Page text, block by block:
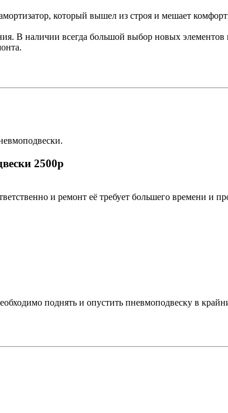
который вышел из строя и мешает
В наличии всегда большой выбор новых элементов
2500р
и ремонт её требует большего времени и
поднять и опустить пневмоподвеску в